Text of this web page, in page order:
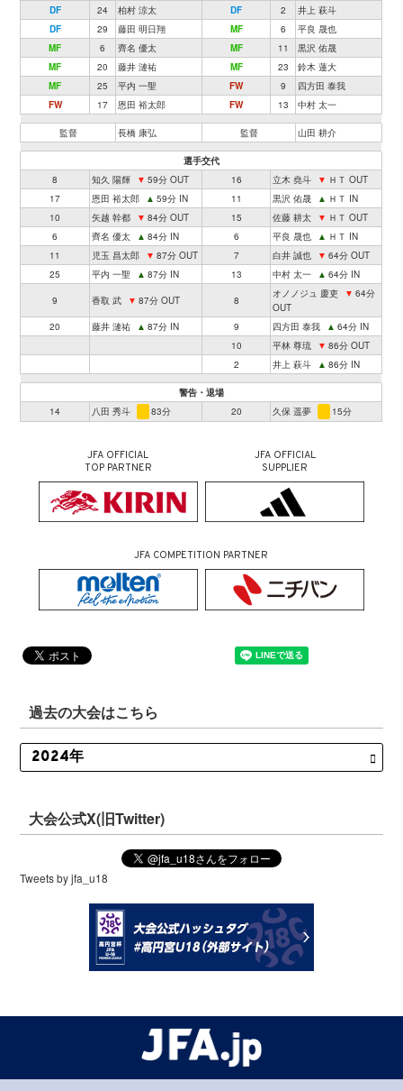
DF
24 柏村 涼太 DF 2
井上 萩斗
DF
29 藤田 明日翔 MF 6
平良 晟也
MF
6 齊名 優太 MF 11
黒沢 佑晟
MF
20 藤井 漣祐 MF 23
鈴木 蓮大
MF
25 平内 一聖 FW 9
四方田 泰我
FW
17 恩田 裕太郎 FW 13 中村 太一
監督 長橋 康弘 監督 山田 耕介
選手交代
8
知久 陽輝 ▼ 59分 OUT 16 立木 堯斗 ▼ ＨＴ OUT
17
恩田 裕太郎 ▲ 59分 IN 11 黒沢 佑晟 ▲ ＨＴ IN
10
矢越 幹都 ▼ 84分 OUT 15 佐藤 耕太 ▼ ＨＴ OUT
6
齊名 優太 ▲ 84分 IN 6 平良 晟也 ▲ ＨＴ IN
11
児玉 昌太郎 ▼ 87分 OUT 7 白井 誠也 ▼ 64分 OUT
25
平内 一聖 ▲ 87分 IN 13 中村 太一 ▲ 64分 IN
9 香取 武 ▼ 87分 OUT 8
オノノジュ 慶吏 ▼ 64分
OUT
20
藤井 漣祐 ▲ 87分 IN 9 四方田 泰我 ▲ 64分 IN
10
平林 尊琉 ▼ 86分 OUT
2
井上 萩斗 ▲ 86分 IN
警告・退場
14
八田 秀斗 83分 20 久保 遥夢 15分
JFA OFFICIAL
TOP PARTNER
JFA OFFICIAL
SUPPLIER
JFA COMPETITION PARTNER
過去の大会はこちら
大会公式X(旧Twitter)
Tweets by jfa_u18